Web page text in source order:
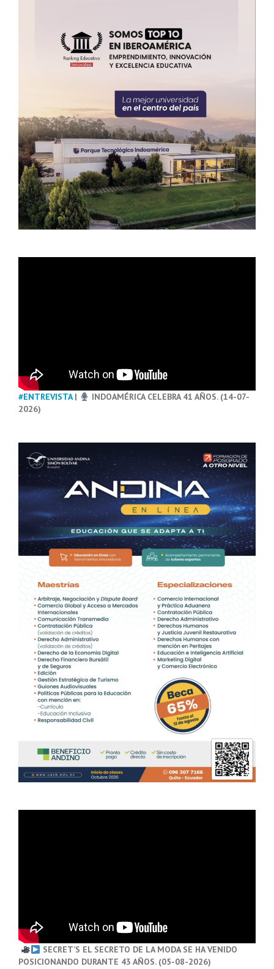
#ENTREVISTA|
INDOAMÉRICA CELEBRA 41 AÑOS. (14-07-
2026)
SECRET’S EL SECRETO DE LA MODA SE HA VENIDO
POSICIONANDO DURANTE 43 AÑOS. (05-08-2026)